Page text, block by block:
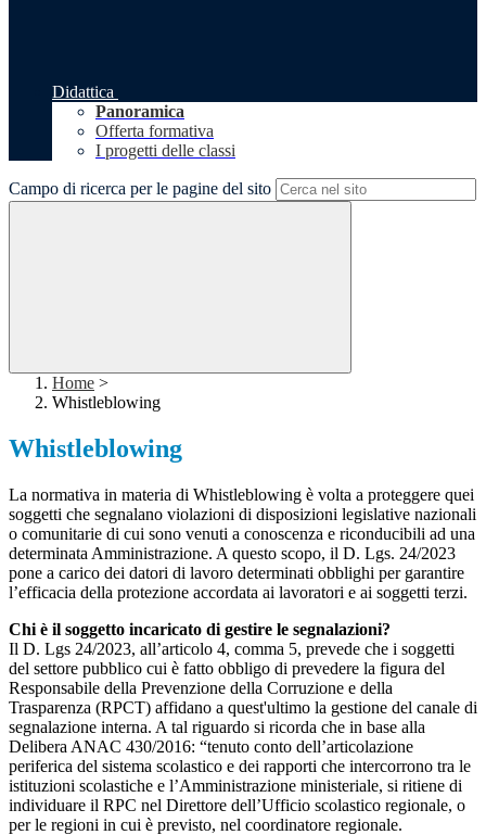
Didattica
Panoramica
Offerta formativa
I progetti delle classi
Campo di ricerca per le pagine del sito
Home >
Whistleblowing
Whistleblowing
La normativa in materia di Whistleblowing è volta a proteggere quei
soggetti che segnalano violazioni di disposizioni legislative nazionali
o comunitarie di cui sono venuti a conoscenza e riconducibili ad una
determinata Amministrazione. A questo scopo, il D. Lgs. 24/2023
pone a carico dei datori di lavoro determinati obblighi per garantire
l’efficacia della protezione accordata ai lavoratori e ai soggetti terzi.
Chi è il soggetto incaricato di gestire le segnalazioni?
Il D. Lgs 24/2023, all’articolo 4, comma 5, prevede che i soggetti
del settore pubblico cui è fatto obbligo di prevedere la figura del
Responsabile della Prevenzione della Corruzione e della
Trasparenza (RPCT) affidano a quest'ultimo la gestione del canale di
segnalazione interna. A tal riguardo si ricorda che in base alla
Delibera ANAC 430/2016: “tenuto conto dell’articolazione
periferica del sistema scolastico e dei rapporti che intercorrono tra le
istituzioni scolastiche e l’Amministrazione ministeriale, si ritiene di
individuare il RPC nel Direttore dell’Ufficio scolastico regionale, o
per le regioni in cui è previsto, nel coordinatore regionale.